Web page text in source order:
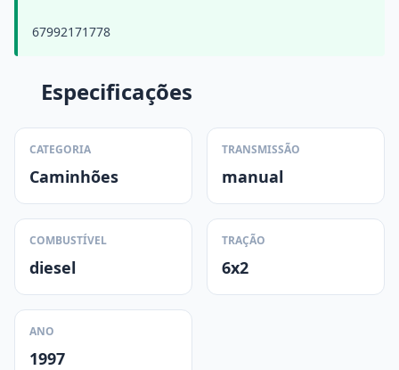
67992171778
Especificações
CATEGORIA
Caminhões
TRANSMISSÃO
manual
COMBUSTÍVEL
diesel
TRAÇÃO
6x2
ANO
1997